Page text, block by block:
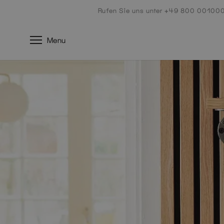
Rufen Sie uns unter +49 800
Menu